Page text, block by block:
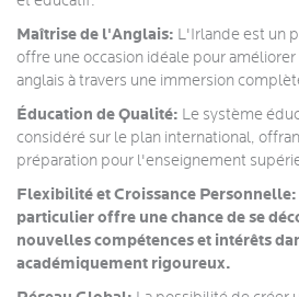
Maîtrise de l'Anglais: L'Irlande est un
offre une occasion idéale pour
anglais à travers une immersion
Éducation de Qualité: Le système
considéré sur le plan international,
préparation pour l'enseignement
Flexibilité et Croissance
particulier offre une chance de se
nouvelles compétences et intérêts
académiquement rigoureux.